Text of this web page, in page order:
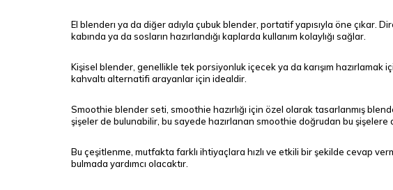
El blenderı ya da diğer adıyla çubuk blender, portatif yapısıyla öne çıkar.
kabında ya da sosların hazırlandığı kaplarda kullanım kolaylığı sağlar.
Kişisel blender, genellikle tek porsiyonluk içecek ya da karışım hazırlamak
kahvaltı alternatifi arayanlar için idealdir.
Smoothie blender seti, smoothie hazırlığı için özel olarak tasarlanmış
şişeler de bulunabilir, bu sayede hazırlanan smoothie doğrudan bu şişelere
Bu çeşitlenme, mutfakta farklı ihtiyaçlara hızlı ve etkili bir şekilde cevap
bulmada yardımcı olacaktır.